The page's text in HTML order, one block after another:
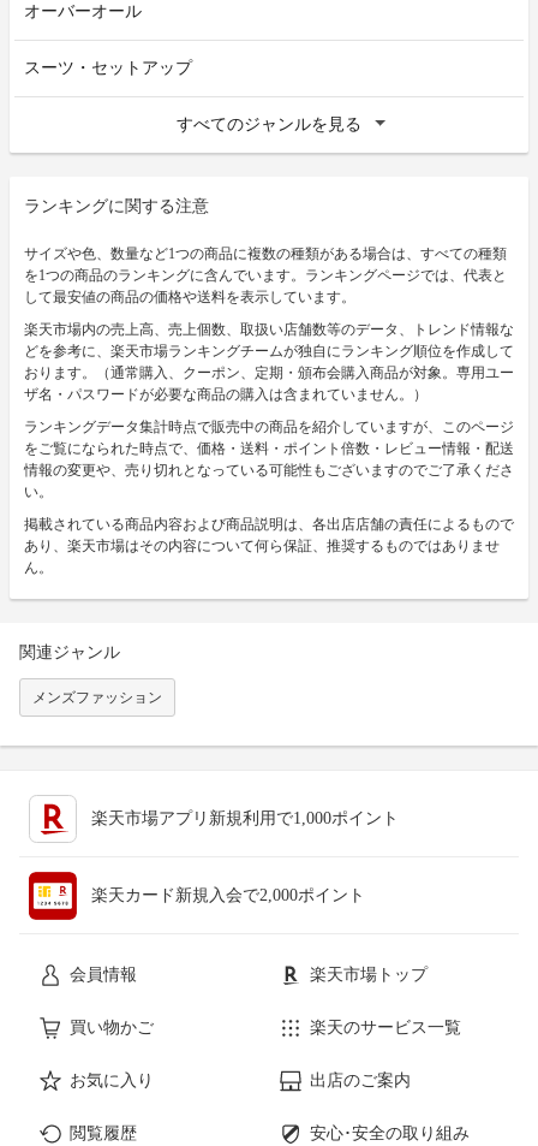
オーバーオール
スーツ・セットアップ
すべてのジャンルを見る
ランキングに関する注意
サイズや色、数量など1つの商品に複数の種類がある場合は、すべての種類
を1つの商品のランキングに含んでいます。ランキングページでは、代表と
して最安値の商品の価格や送料を表示しています。
楽天市場内の売上高、売上個数、取扱い店舗数等のデータ、トレンド情報な
どを参考に、楽天市場ランキングチームが独自にランキング順位を作成して
おります。（通常購入、クーポン、定期・頒布会購入商品が対象。専用ユー
ザ名・パスワードが必要な商品の購入は含まれていません。）
ランキングデータ集計時点で販売中の商品を紹介していますが、このページ
をご覧になられた時点で、価格・送料・ポイント倍数・レビュー情報・配送
情報の変更や、売り切れとなっている可能性もございますのでご了承くださ
い。
掲載されている商品内容および商品説明は、各出店店舗の責任によるもので
あり、楽天市場はその内容について何ら保証、推奨するものではありませ
ん。
関連ジャンル
メンズファッション
楽天市場アプリ新規利用で1,000ポイント
楽天カード新規入会で2,000ポイント
会員情報 楽天市場トップ
買い物かご 楽天のサービス一覧
お気に入り 出店のご案内
閲覧履歴 安心･安全の取り組み